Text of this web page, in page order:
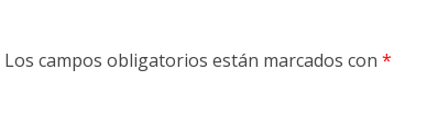
Los campos obligatorios están marcados con *